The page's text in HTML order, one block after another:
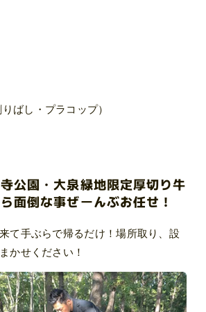
ばし・プラコップ）
公園・大泉緑地限定厚切り牛
面倒な事ぜーんぶお任せ！
て手ぶらで帰るだけ！場所取り、設
かせください！